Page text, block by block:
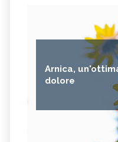
Arnica,
dolore